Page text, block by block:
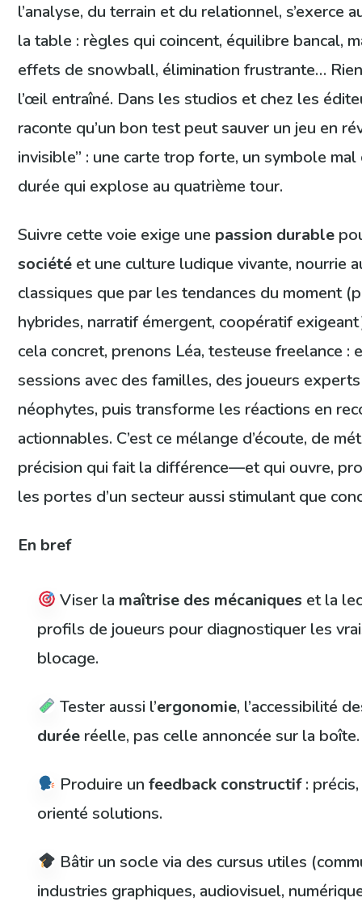
l’analyse, du terrain et du relationnel, s’exerce
la table : règles qui coincent, équilibre bancal,
effets de snowball, élimination frustrante… Rien
l’œil entraîné. Dans les studios et chez les
raconte qu’un bon test peut sauver un jeu en
invisible” : une carte trop forte, un symbole mal
durée qui explose au quatrième tour.
Suivre cette voie exige une passion durable
société et une culture ludique vivante, nourrie
classiques que par les tendances du moment
hybrides, narratif émergent, coopératif
cela concret, prenons Léa, testeuse freelance :
sessions avec des familles, des joueurs
néophytes, puis transforme les réactions en
actionnables. C’est ce mélange d’écoute, de
précision qui fait la différence—et qui ouvre,
les portes d’un secteur aussi stimulant que
En bref
Viser la maîtrise des mécaniques et la
profils de joueurs pour diagnostiquer les
blocage.
Tester aussi l’ergonomie, l’accessibilité
durée réelle, pas celle annoncée sur la boîte.
Produire unfeedback constructif: précis,
orienté solutions.
Bâtir un socle via des cursus utiles
industries graphiques, audiovisuel,